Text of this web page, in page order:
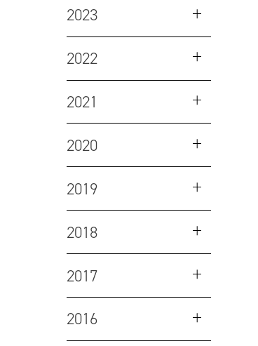
2023
2022
2021
2020
2019
2018
2017
2016